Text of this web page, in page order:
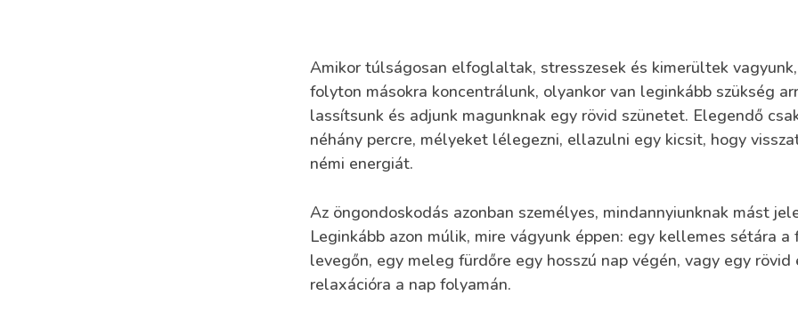
Amikor túlságosan elfoglaltak, stresszesek és kimerültek
folyton másokra koncentrálunk, olyankor van leginkább szükség
lassítsunk és adjunk magunknak egy rövid szünetet. Elegendő
néhány percre, mélyeket lélegezni, ellazulni egy kicsit, hogy
némi energiát.
Az öngondoskodás azonban személyes, mindannyiunknak mást
Leginkább azon múlik, mire vágyunk éppen: egy kellemes sétára a
levegőn, egy meleg fürdőre egy hosszú nap végén, vagy egy
relaxációra a nap folyamán.